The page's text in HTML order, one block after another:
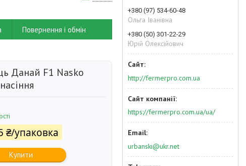
Повернення і обмін
Данай F1 Nasko
₴/упаковка
Купити
+380 (97) 534-60-48
Ольга Іванівна
+380 (50) 301-22-29
Юрій Олексійович
http://fermerpro.com.ua
https://fermerpro.com.ua/ua/
urbanski@ukr.net